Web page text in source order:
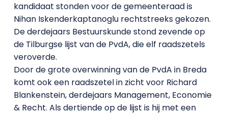
kandidaat stonden voor de gemeenteraad is
Nihan Iskenderkaptanoglu rechtstreeks gekozen.
De derdejaars Bestuurskunde stond zevende op
de Tilburgse lijst van de PvdA, die elf raadszetels
veroverde.
Door de grote overwinning van de PvdA in Breda
komt ook een raadszetel in zicht voor Richard
Blankenstein, derdejaars Management, Economie
& Recht. Als dertiende op de lijst is hij met een